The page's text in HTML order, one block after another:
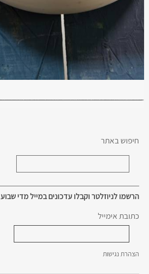
חיפוש באתר
הרשמו לניוזלטר וקבלו עדכונים במייל מדי שבוע
כתובת אימייל
הצהרת נגישות